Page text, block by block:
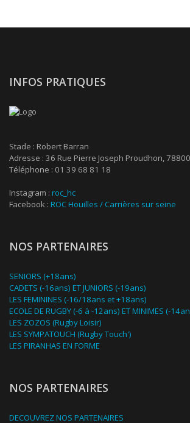
INFOS PRATIQUES
Stade : Robert Barran
Adresse : 36 Rue Pierre Joseph Proudhon,
Téléphone : 01 39 68 81 18
Instagram : roc_hc
Facebook : ROC Houilles / Carrières sur seine
NOS PARTENAIRES
SENIORS (+18ans)
CADETS (-16ans) ET JUNIORS (-19ans)
LES FEMININES (-16/18ans et +18ans)
ECOLE DE RUGBY (-6 à -12ans) ET MINIMES (-
LES ZOZOS (Rugby Loisir)
LES SYMPATOUCH (Rugby Touch')
LES PIRANHAS EN FORME
NOS PARTENAIRES
DECOUVREZ NOS PARTENAIRES